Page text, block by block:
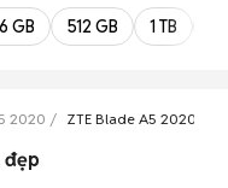
GB 512 GB 1 TB
2020 ZTE Blade A5 2020 Trà
đẹp